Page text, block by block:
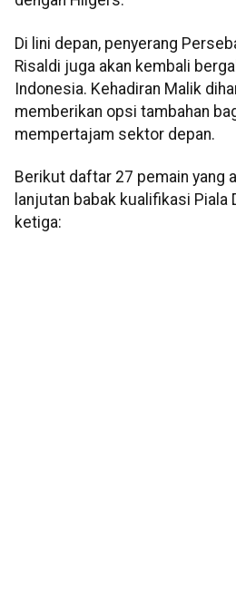
Di lini depan, penyerang
Risaldi juga akan kembali
Indonesia. Kehadiran Malik
memberikan opsi tambahan
mempertajam sektor depan.
Berikut daftar 27 pemain yang
lanjutan babak kualifikasi Piala
ketiga: